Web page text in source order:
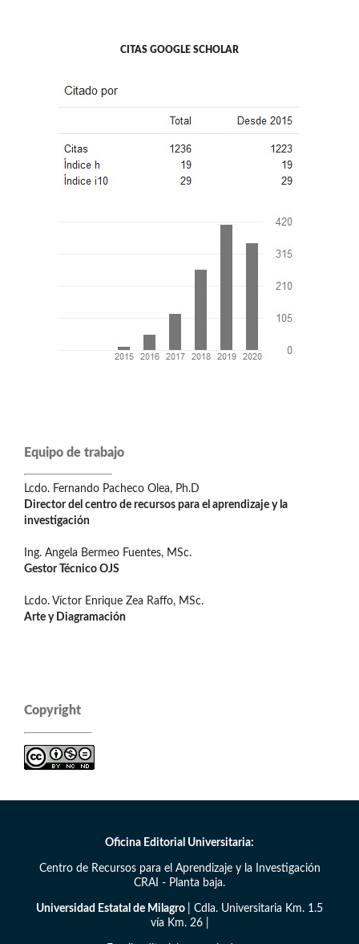
CITAS GOOGLE SCHOLAR
Equipo de trabajo
Lcdo. Fernando Pacheco Olea, Ph.D
Director del centro de recursos para el aprendizaje y la
investigación
Ing. Angela Bermeo Fuentes, MSc.
Gestor Técnico OJS
Lcdo. Víctor Enrique Zea Raffo, MSc.
Arte y Diagramación
Copyright
Oficina Editorial Universitaria:
Centro de Recursos para el Aprendizaje y la Investigación
CRAI - Planta baja.
Universidad Estatal de Milagro
| Cdla. Universitaria Km. 1.5
vía Km. 26 |